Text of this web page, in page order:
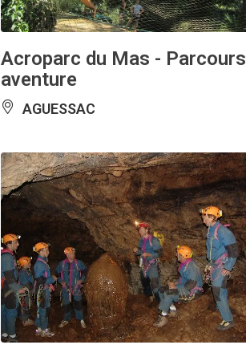
Acroparc du Mas - Parcours
aventure
AGUESSAC